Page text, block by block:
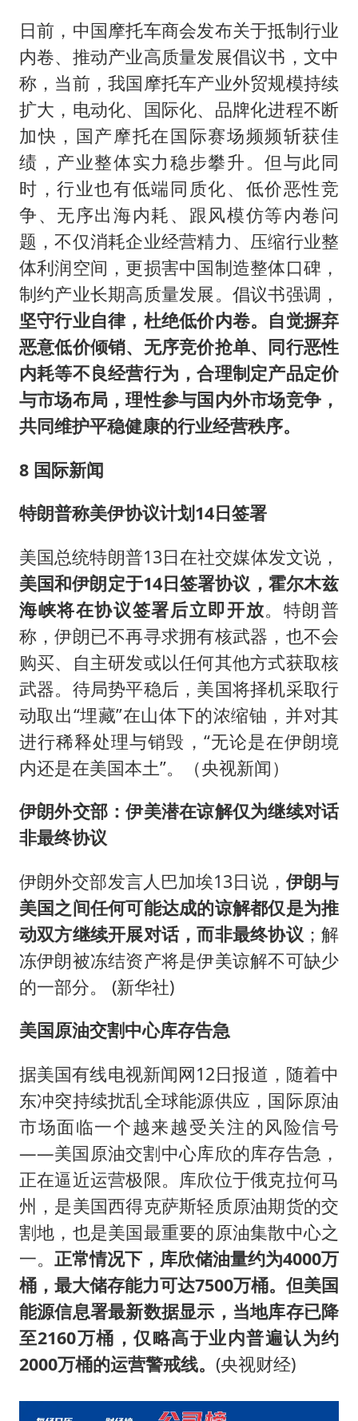
日前，中国摩托车商会发布关于抵制行业
内卷、推动产业高质量发展倡议书，文中
称，当前，我国摩托车产业外贸规模持续
扩大，电动化、国际化、品牌化进程不断
加快，国产摩托在国际赛场频频斩获佳
绩，产业整体实力稳步攀升。但与此同
时，行业也有低端同质化、低价恶性竞
争、无序出海内耗、跟风模仿等内卷问
题，不仅消耗企业经营精力、压缩行业整
体利润空间，更损害中国制造整体口碑，
制约产业长期高质量发展。倡议书强调，
坚守行业自律，杜绝低价内卷。自觉摒弃
恶意低价倾销、无序竞价抢单、同行恶性
内耗等不良经营行为，合理制定产品定价
与市场布局，理性参与国内外市场竞争，
共同维护平稳健康的行业经营秩序。
8 国际新闻
特朗普称美伊协议计划14日签署
美国总统特朗普13日在社交媒体发文说，
美国和伊朗定于14日签署协议，霍尔木兹
海峡将在协议签署后立即开放。特朗普
称，伊朗已不再寻求拥有核武器，也不会
购买、自主研发或以任何其他方式获取核
武器。待局势平稳后，美国将择机采取行
动取出“埋藏”在山体下的浓缩铀，并对其
进行稀释处理与销毁，“无论是在伊朗境
内还是在美国本土”。（央视新闻）
伊朗外交部：伊美潜在谅解仅为继续对话
非最终协议
伊朗外交部发言人巴加埃13日说， 伊朗与
美国之间任何可能达成的谅解都仅是为推
动双方继续开展对话，而非最终协议 ；解
冻伊朗被冻结资产将是伊美谅解不可缺少
的一部分。 (新华社)
美国原油交割中心库存告急
据美国有线电视新闻网12日报道，随着中
东冲突持续扰乱全球能源供应，国际原油
市场面临一个越来越受关注的风险信号
——美国原油交割中心库欣的库存告急，
正在逼近运营极限。库欣位于俄克拉何马
州，是美国西得克萨斯轻质原油期货的交
割地，也是美国最重要的原油集散中心之
一。 正常情况下，库欣储油量约为4000万
桶，最大储存能力可达7500万桶。但美国
能源信息署最新数据显示，当地库存已降
至2160万桶，仅略高于业内普遍认为约
2000万桶的运营警戒线。 (央视财经)